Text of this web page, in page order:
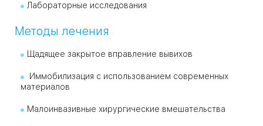
Лабораторные исследования
Методы лечения
Щадящее закрытое вправление вывихов
Иммобилизация с использованием современных
материалов
Малоинвазивные хирургические вмешательства